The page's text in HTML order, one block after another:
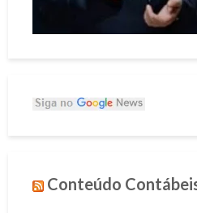
Conteúdo